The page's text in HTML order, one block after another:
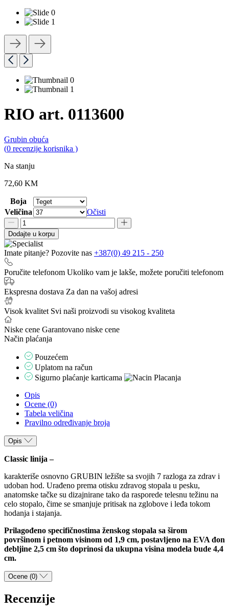
RIO art. 0113600
Grubin obuća
0,0
(0 recenzije korisnika )
Na stanju
72,60 KM
Boja
Veličina
Očisti
RIO
art.
0113600
količina
Dodajte u korpu
Imate pitanje? Pozovite nas +387(0) 49 215 - 250
Poručite telefonom Ukoliko vam je lakše, možete poručiti telefonom
Ekspresna dostava Za dan na vašoj adresi
Visok kvalitet Svi naši proizvodi su visokog kvaliteta
Niske cene Garantovano niske cene
Način plaćanja
Pouzećem
Uplatom na račun
Sigurno plaćanje karticama
Opis
Ocene (0)
Tabela veličina
Pravilno određivanje broja
Opis
Classic linija –
karakteriše osnovno GRUBIN ležište sa svojih 7 razloga za zdrav i
udoban hod. Urađeno prema otisku zdravog stopala u pesku,
anatomske tačke su dizajnirane tako da rasporede telesnu težinu na
celo stopalo, čime se smanjuje pritisak na zglobove i leđa tokom
hodanja i stajanja.
Prilagođeno specifičnostima ženskog stopala sa širom
površinom i petnom visinom od 1,9 cm, postavljeno na EVA đon
debljine 2,5 cm što doprinosi da ukupna visina modela bude 4,4
cm.
Ocene (0)
Recenzije